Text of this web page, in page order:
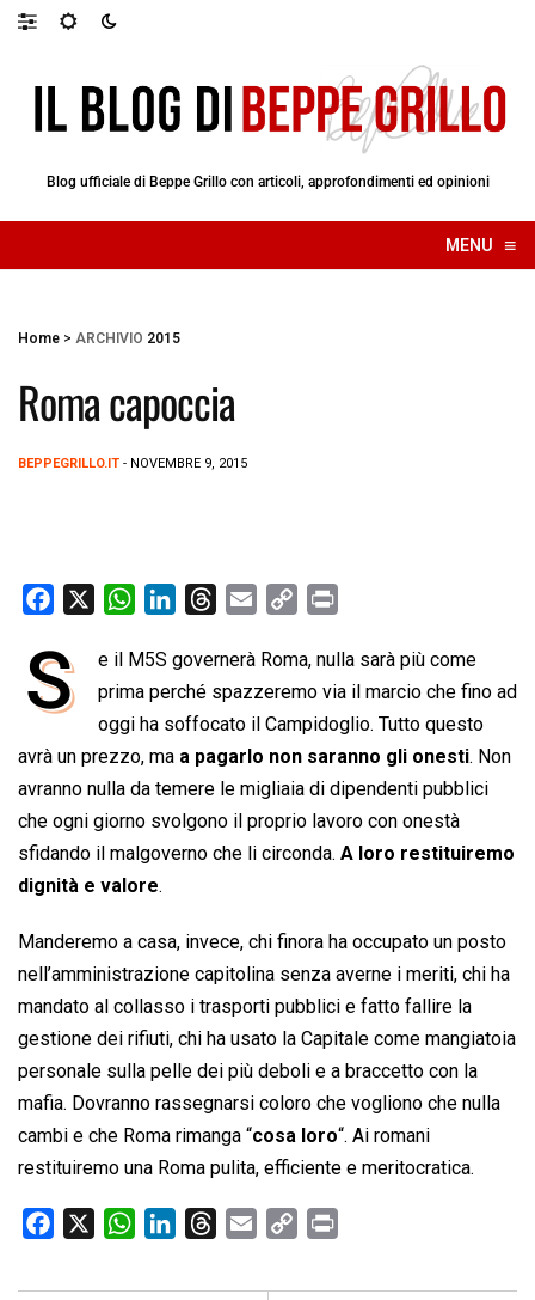
Blog ufficiale di Beppe Grillo con articoli, approfondimenti ed opinioni
MENU ≡
☰
Home > ARCHIVIO 2015
Roma capoccia
BEPPEGRILLO.IT - NOVEMBRE 9, 2015
c
e
o
o
k
W
a
t
s
A
p
p
n
k
e
d
I
n
r
e
a
d
s
a
i
l
p
y
L
i
n
k
i
n
t
S
e il M5S governerà Roma, nulla sarà più come
prima perché spazzeremo via il marcio che fino ad
oggi ha soffocato il Campidoglio. Tutto questo
avrà un prezzo, ma a pagarlo non saranno gli onesti. Non
avranno nulla da temere le migliaia di dipendenti pubblici
che ogni giorno svolgono il proprio lavoro con onestà
sfidando il malgoverno che li circonda. A loro restituiremo
dignità e valore.
Manderemo a casa, invece, chi finora ha occupato un posto
nell’amministrazione capitolina senza averne i meriti, chi ha
mandato al collasso i trasporti pubblici e fatto fallire la
gestione dei rifiuti, chi ha usato la Capitale come mangiatoia
personale sulla pelle dei più deboli e a braccetto con la
mafia. Dovranno rassegnarsi coloro che vogliono che nulla
cambi e che Roma rimanga “cosa loro“. Ai romani
restituiremo una Roma pulita, efficiente e meritocratica.
c
W
a
n
r
a
p
i